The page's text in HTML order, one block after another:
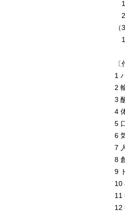
1
2
3
4
5
6
7
8
9
10
11
12